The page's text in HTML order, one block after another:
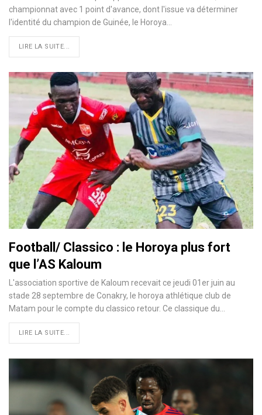
championnat avec 1 point d'avance, dont l'issue va déterminer
l'identité du champion de Guinée, le Horoya…
LIRE LA SUITE...
Football/ Classico : le Horoya plus fort
que l’AS Kaloum
L'association sportive de Kaloum recevait ce jeudi 01er juin au
stade 28 septembre de Conakry, le horoya athlétique club de
Matam pour le compte du classico retour. Ce classique du…
LIRE LA SUITE...